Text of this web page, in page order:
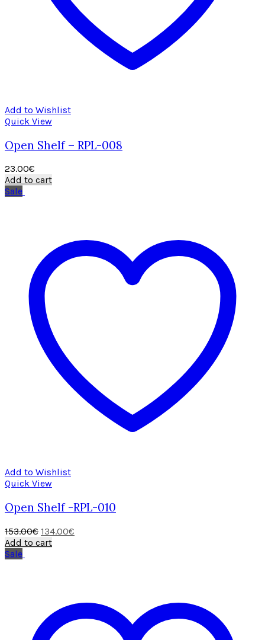
Add to Wishlist
Quick View
Open Shelf – RPL-008
23.00€
Add to cart
Sale
Add to Wishlist
Quick View
Open Shelf -RPL-010
153.00€ Original
price
134.00€
Add to cart
Sale